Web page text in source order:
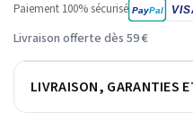
Paiement 100% sécurisé PayPal
Livraison offerte dès 59 €
LIVRAISON, GARANTIES